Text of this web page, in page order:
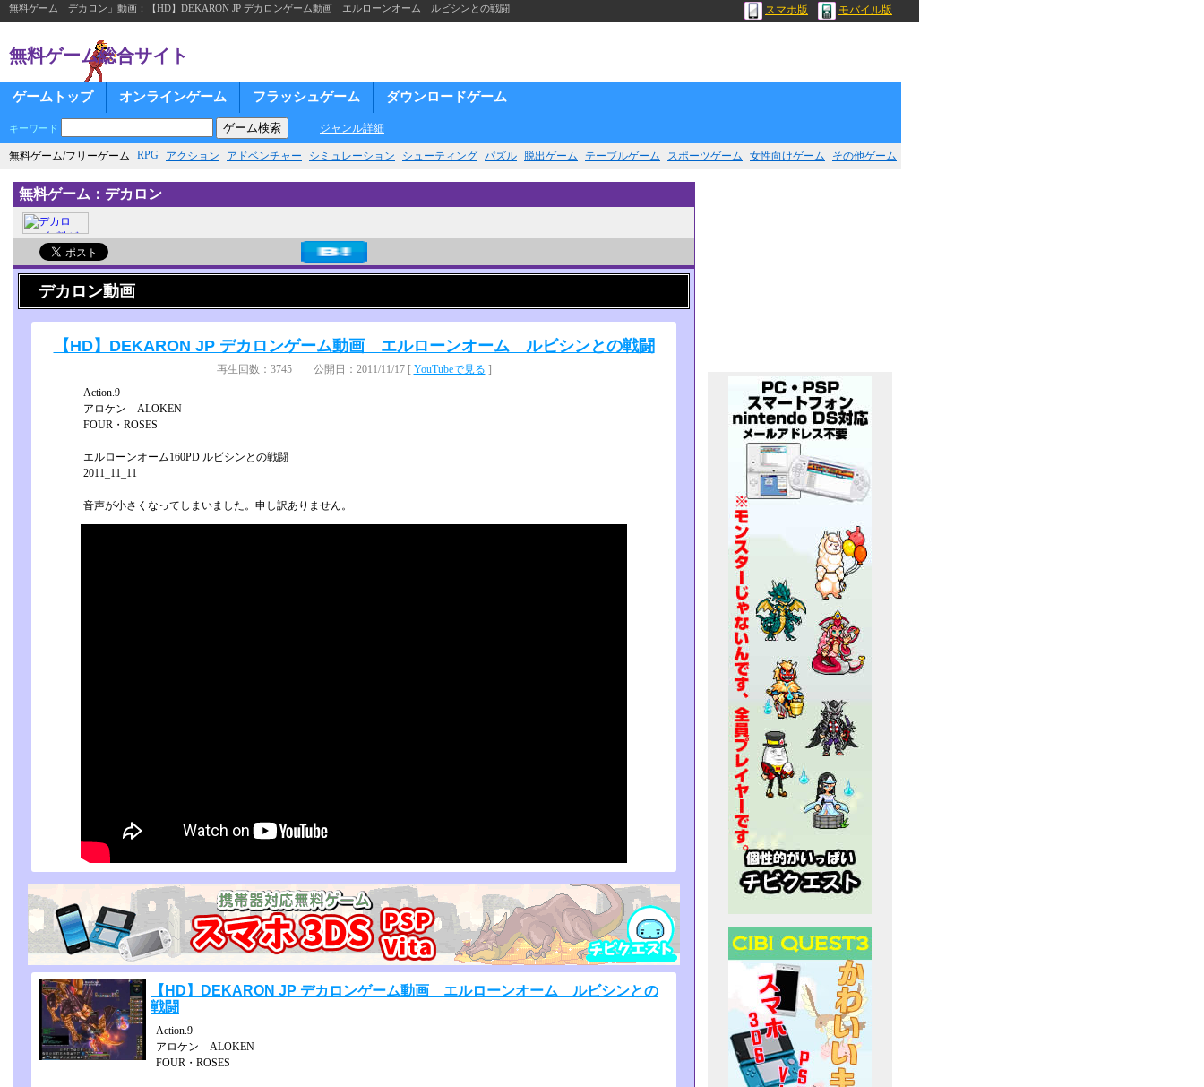
無料ゲーム「デカロン」動画：【HD】DEKARON JP デカロンゲーム動画 エルローンオーム ルビシンとの戦闘 スマホ版 モバイル版
無料ゲーム総合サイト
ゲームトップ オンラインゲーム フラッシュゲーム ダウンロードゲーム
キーワード ジャンル詳細
無料ゲーム/フリーゲーム RPG アクション アドベンチャー シミュレーション シューティング パズル 脱出ゲーム テーブルゲーム スポーツゲーム 女性向けゲーム その他ゲーム
無料ゲーム：デカロン
デカロン動画
【HD】DEKARON JP デカロンゲーム動画 エルローンオーム ルビシンとの戦闘
再生回数：3745 公開日：2011/11/17 [ YouTubeで見る ]
Action.9
アロケン ALOKEN
FOUR・ROSES
エルローンオーム160PD ルビシンとの戦闘
2011_11_11
音声が小さくなってしまいました。申し訳ありません。
【HD】DEKARON JP デカロンゲーム動画 エルローンオーム ルビシンとの
戦闘
Action.9
アロケン ALOKEN
FOUR・ROSES